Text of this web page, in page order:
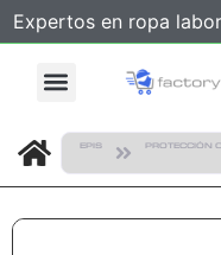
Expertos en ropa
EPIS PROTECCIÓN